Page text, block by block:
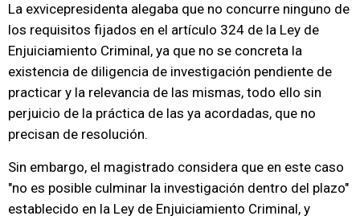
La exvicepresidenta alegaba que no concurre ninguno de
los requisitos fijados en el artículo 324 de la Ley de
Enjuiciamiento Criminal, ya que no se concreta la
existencia de diligencia de investigación pendiente de
practicar y la relevancia de las mismas, todo ello sin
perjuicio de la práctica de las ya acordadas, que no
precisan de resolución.
Sin embargo, el magistrado considera que en este caso
"no es posible culminar la investigación dentro del plazo"
establecido en la Ley de Enjuiciamiento Criminal, y